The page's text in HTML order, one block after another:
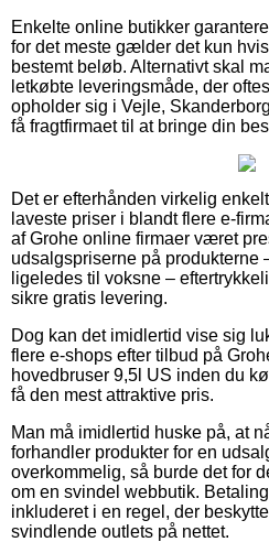
Enkelte online butikker
for det meste gælder det kun
bestemt beløb. Alternativt skal
letkøbte leveringsmåde, der
opholder sig i Vejle,
få fragtfirmaet til at bringe din
Det er efterhånden virkelig
laveste priser i blandt flere e-
af Grohe online firmaer været
udsalgspriserne på produkterne
ligeledes til voksne –
sikre gratis levering.
Dog kan det imidlertid vise sig
flere e-shops efter tilbud på
hovedbruser 9,5l US inden du
få den mest attraktive pris.
Man må imidlertid huske på, at
forhandler produkter for en
overkommelig, så burde det for
om en svindel webbutik.
inkluderet i en regel, der
svindlende outlets på nettet.